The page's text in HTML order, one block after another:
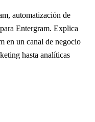
automatización de
Entergram. Explica
en un canal de negocio
hasta analíticas